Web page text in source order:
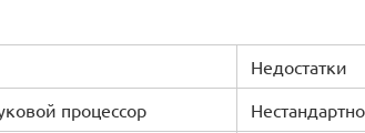
Недостатки
процессор